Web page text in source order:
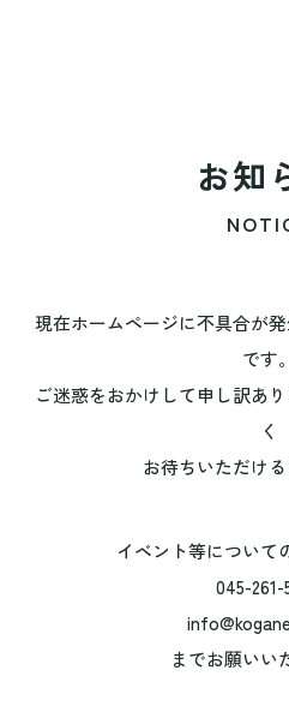
お知
現在ホームページに不具合が
です。
ご迷惑をおかけして申し訳あ
く
お待ちいただける
イベント等について
045-261-
までお願いい